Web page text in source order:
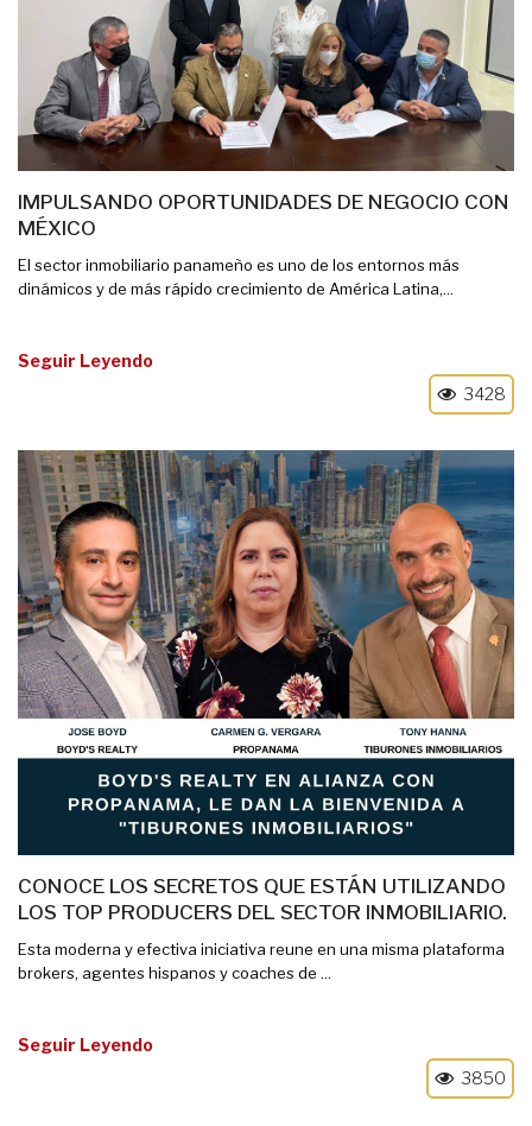
IMPULSANDO OPORTUNIDADES DE NEGOCIO CON
MÉXICO
El sector inmobiliario panameño es uno de los entornos más
dinámicos y de más rápido crecimiento de América Latina,...
Seguir Leyendo
3428
CONOCE LOS SECRETOS QUE ESTÁN UTILIZANDO
LOS TOP PRODUCERS DEL SECTOR INMOBILIARIO.
Esta moderna y efectiva iniciativa reune en una misma plataforma
brokers, agentes hispanos y coaches de ...
Seguir Leyendo
3850